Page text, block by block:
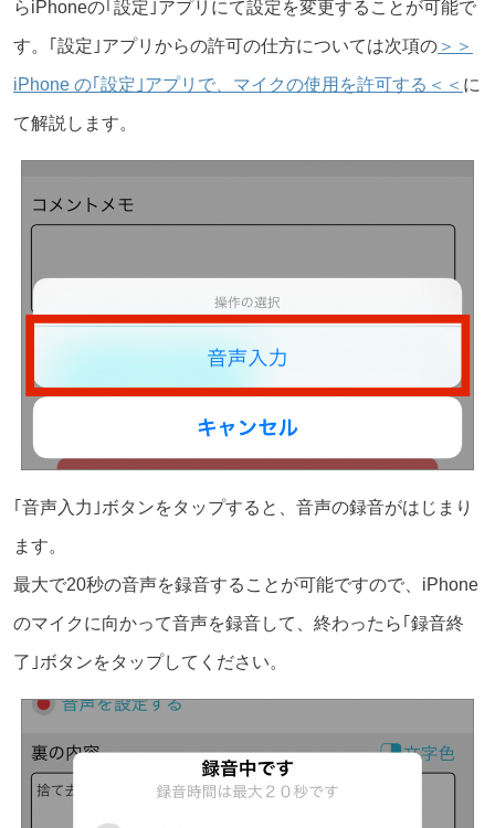
らiPhoneの｢設定｣アプリにて設定を変更することが可能で
す。｢設定｣アプリからの許可の仕方については次項の ＞＞
iPhone の｢設定｣アプリで、マイクの使用を許可する＜＜ に
て解説します。
｢音声入力｣ボタンをタップすると、音声の録音がはじまり
ます。
最大で20秒の音声を録音することが可能ですので、iPhone
のマイクに向かって音声を録音して、終わったら｢録音終
了｣ボタンをタップしてください。